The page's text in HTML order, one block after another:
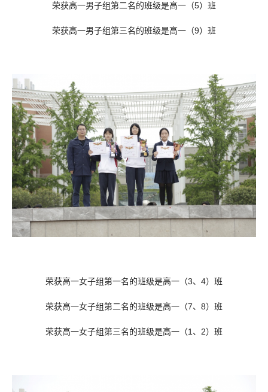
荣获高一男子组第二名的班级是高一（5）班
荣获高一男子组第三名的班级是高一（9）班
荣获高一女子组第一名的班级是高一（3、4）班
荣获高一女子组第二名的班级是高一（7、8）班
荣获高一女子组第三名的班级是高一（1、2）班